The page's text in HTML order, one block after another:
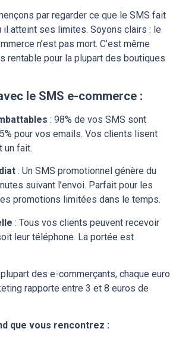
par regarder ce que le SMS fait
il atteint ses limites. Soyons clairs : le
n’est pas mort. C’est même
rentable pour la plupart des boutiques
le SMS e-commerce :
: 98% de vos SMS sont
pour vos emails. Vos clients lisent
un fait.
: Un SMS promotionnel génère du
suivant l’envoi. Parfait pour les
promotions limitées dans le temps.
: Tous vos clients peuvent recevoir
leur téléphone. La portée est
des e-commerçants, chaque euro
rapporte entre 3 et 8 euros de
que vous rencontrez :